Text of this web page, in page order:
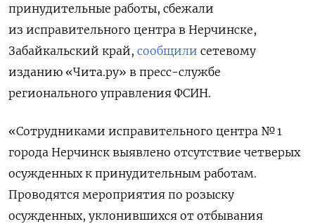
принудительные работы, сбежали
из исправительного центра в Нерчинске,
Забайкальский край, сообщили сетевому
изданию «Чита.ру» в пресс-службе
регионального управления ФСИН.
«Сотрудниками исправительного центра № 1
города Нерчинск выявлено отсутствие четверых
осужденных к принудительным работам.
Проводятся мероприятия по розыску
осужденных, уклонившихся от отбывания